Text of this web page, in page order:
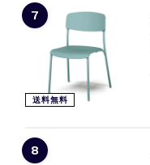
7
送料無料
8